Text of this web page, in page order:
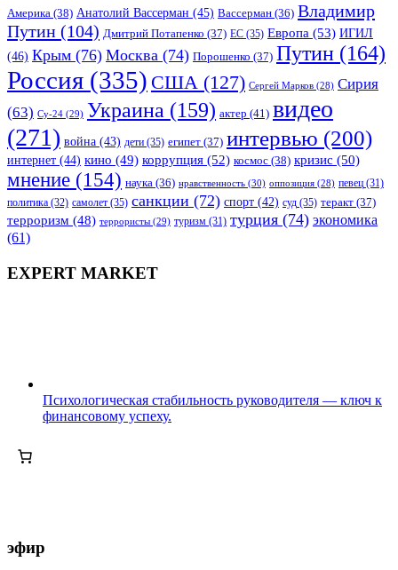
Америка (38) Анатолий Вассерман (45) Вассерман (36) Владимир
Путин (104) Дмитрий Потапенко (37) ЕС (35) Европа (53) ИГИЛ
(46) Крым (76) Москва (74) Порошенко (37) Путин (164)
Россия (335) США (127) Сергей Марков (28) Сирия
(63) Су-24 (29) Украина (159) актер (41) видео
(271) война (43) дети (35) египет (37) интервью (200)
интернет (44) кино (49) коррупция (52) космос (38) кризис (50)
мнение (154) наука (36) нравственность (30) оппозиция (28) певец (31)
политика (32) самолет (35) санкции (72) спорт (42) суд (35) теракт (37)
терроризм (48) террористы (29) туризм (31) турция (74) экономика
(61)
EXPERT MARKET
Психологическая стабильность руководителя — ключ к
финансовому успеху.
эфир